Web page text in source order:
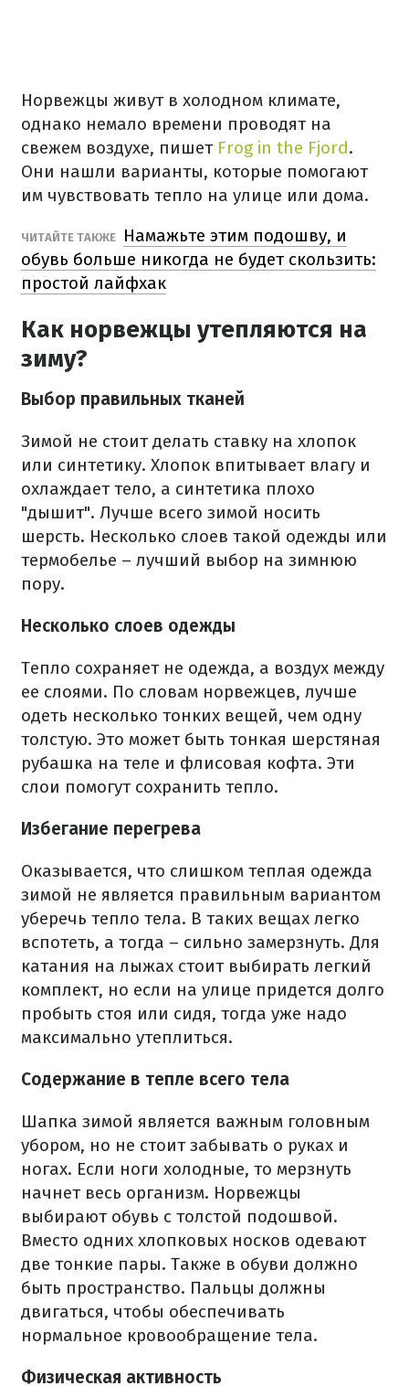
Норвежцы живут в холодном климате,
однако немало времени проводят на
свежем воздухе, пишет Frog in the Fjord.
Они нашли варианты, которые помогают
им чувствовать тепло на улице или дома.
ЧИТАЙТЕ ТАКЖЕ
Намажьте этим подошву, и
обувь больше никогда не будет скользить:
простой лайфхак
Как норвежцы утепляются на
зиму?
Выбор правильных тканей
Зимой не стоит делать ставку на хлопок
или синтетику. Хлопок впитывает влагу и
охлаждает тело, а синтетика плохо
"дышит". Лучше всего зимой носить
шерсть. Несколько слоев такой одежды или
термобелье – лучший выбор на зимнюю
пору.
Несколько слоев одежды
Тепло сохраняет не одежда, а воздух между
ее слоями. По словам норвежцев, лучше
одеть несколько тонких вещей, чем одну
толстую. Это может быть тонкая шерстяная
рубашка на теле и флисовая кофта. Эти
слои помогут сохранить тепло.
Избегание перегрева
Оказывается, что слишком теплая одежда
зимой не является правильным вариантом
уберечь тепло тела. В таких вещах легко
вспотеть, а тогда – сильно замерзнуть. Для
катания на лыжах стоит выбирать легкий
комплект, но если на улице придется долго
пробыть стоя или сидя, тогда уже надо
максимально утеплиться.
Содержание в тепле всего тела
Шапка зимой является важным головным
убором, но не стоит забывать о руках и
ногах. Если ноги холодные, то мерзнуть
начнет весь организм. Норвежцы
выбирают обувь с толстой подошвой.
Вместо одних хлопковых носков одевают
две тонкие пары. Также в обуви должно
быть пространство. Пальцы должны
двигаться, чтобы обеспечивать
нормальное кровообращение тела.
Физическая активность